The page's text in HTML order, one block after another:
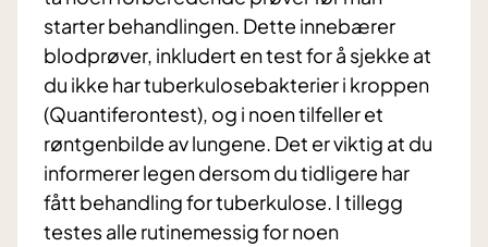
starter behandlingen. Dette innebærer
blodprøver, inkludert en test for å sjekke at
du ikke har tuberkulosebakterier i kroppen
(Quantiferontest), og i noen tilfeller et
røntgenbilde av lungene. Det er viktig at du
informerer legen dersom du tidligere har
fått behandling for tuberkulose. I tillegg
testes alle rutinemessig for noen